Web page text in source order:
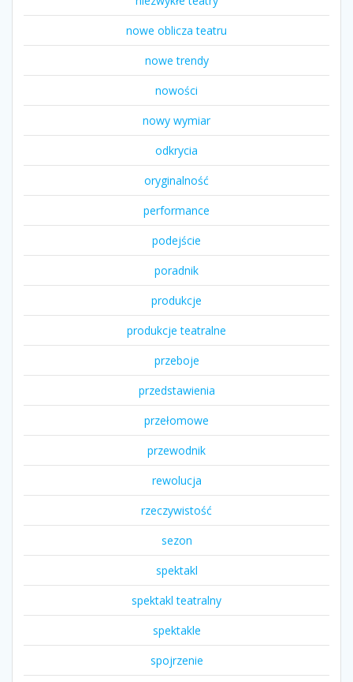
nowe oblicza teatru
nowe trendy
nowości
nowy wymiar
odkrycia
oryginalność
performance
podejście
poradnik
produkcje
produkcje teatralne
przeboje
przedstawienia
przełomowe
przewodnik
rewolucja
rzeczywistość
sezon
spektakl
spektakl teatralny
spektakle
spojrzenie